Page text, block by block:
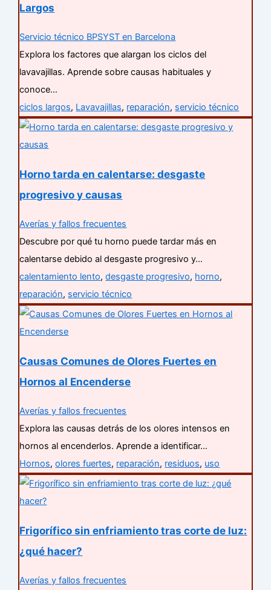
Largos
Servicio técnico BPSYST en Barcelona
Explora los factores que alargan los ciclos del
lavavajillas. Aprende sobre causas habituales y
conoce…
ciclos largos, Lavavajillas, reparación, servicio técnico
Horno tarda en calentarse: desgaste
progresivo y causas
Averías y fallos frecuentes
Descubre por qué tu horno puede tardar más en
calentarse debido al desgaste progresivo y…
calentamiento lento,desgaste progresivo, horno,
reparación, servicio técnico
Causas Comunes de Olores Fuertes en
Hornos al Encenderse
Averías y fallos frecuentes
Explora las causas detrás de los olores intensos en
hornos al encenderlos. Aprende a identificar…
Hornos,olores fuertes, reparación, residuos, uso
Frigorífico sin enfriamiento tras corte de luz:
¿qué hacer?
Averías y fallos frecuentes